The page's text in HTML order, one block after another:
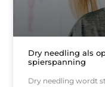
Dry needling als
spierspanning
Dry needling wordt